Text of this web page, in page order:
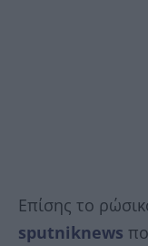
Επίσης το
sputniknews